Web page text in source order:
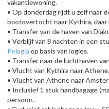
vakantiewoning.
• Op donderdag rijdt u zelf naar
bootovertocht naar Kythira, daar
• Transfer van de haven van
• Verblijf van 8 nachten in een
Pelagia op basis van logies.
• Transfer naar de luchthaven van
• Vlucht van Kythira naar Athene.
• Vlucht van Athene naar
• Inclusief 1 stuk handbagage
persoon.